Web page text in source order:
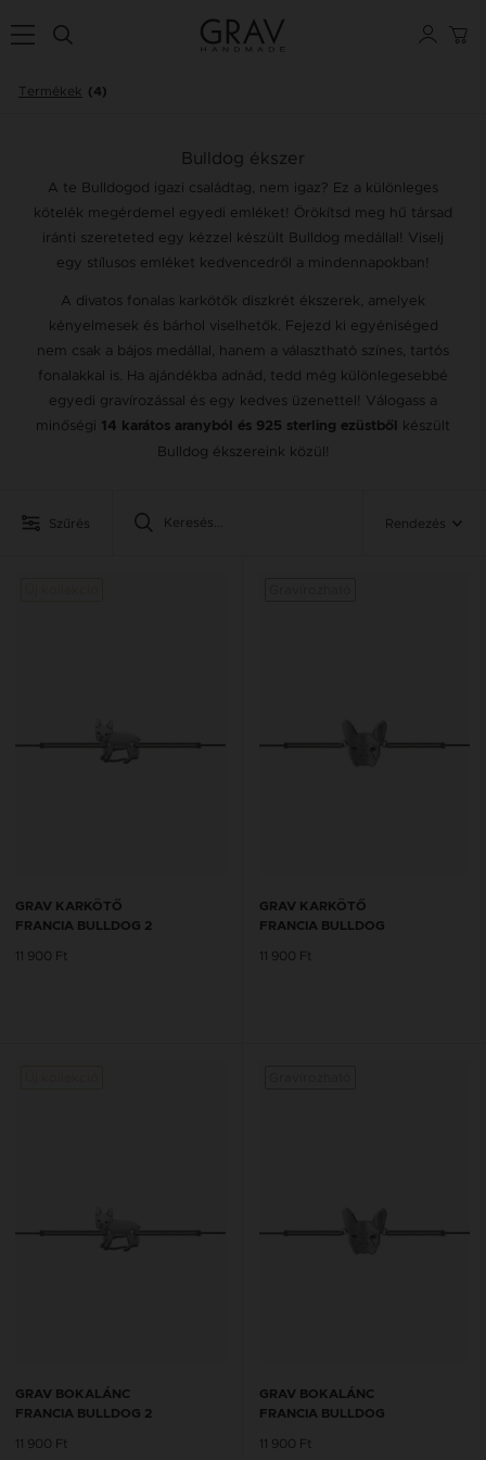
Termékek (4)
Bulldog ékszer
A te Bulldogod igazi családtag, nem igaz? Ez a különleges
kötelék megérdemel egyedi emléket! Örökítsd meg hű társad
iránti szereteted egy kézzel készült Bulldog medállal! Viselj
egy stílusos emléket kedvencedről a mindennapokban!
A divatos fonalas karkötők diszkrét ékszerek, amelyek
kényelmesek és bárhol viselhetők. Fejezd ki egyéniséged
nem csak a bájos medállal, hanem a választható színes, tartós
fonalakkal is. Ha ajándékba adnád, tedd még különlegesebbé
egyedi gravírozással és egy kedves üzenettel! Válogass a
minőségi 14 karátos aranyból és 925 sterling ezüstből
készült
Bulldog ékszereink közül!
Szűrés Rendezés
GRAV KARKÖTŐ
FRANCIA BULLDOG 2
11 900 Ft
GRAV KARKÖTŐ
FRANCIA BULLDOG
11 900 Ft
GRAV BOKALÁNC
FRANCIA BULLDOG 2
11 900 Ft
GRAV BOKALÁNC
FRANCIA BULLDOG
11 900 Ft